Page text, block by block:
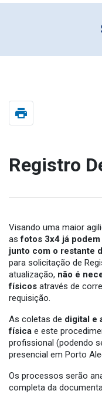
print
Registro
Visando uma maior
asfotos 3x4 já
junto com o restante
para solicitação de
atualização, não é
físicos através de
requisição.
As coletas de digital e
física e este
profissional (podendo
presencial em Porto
Os processos serão
completa da